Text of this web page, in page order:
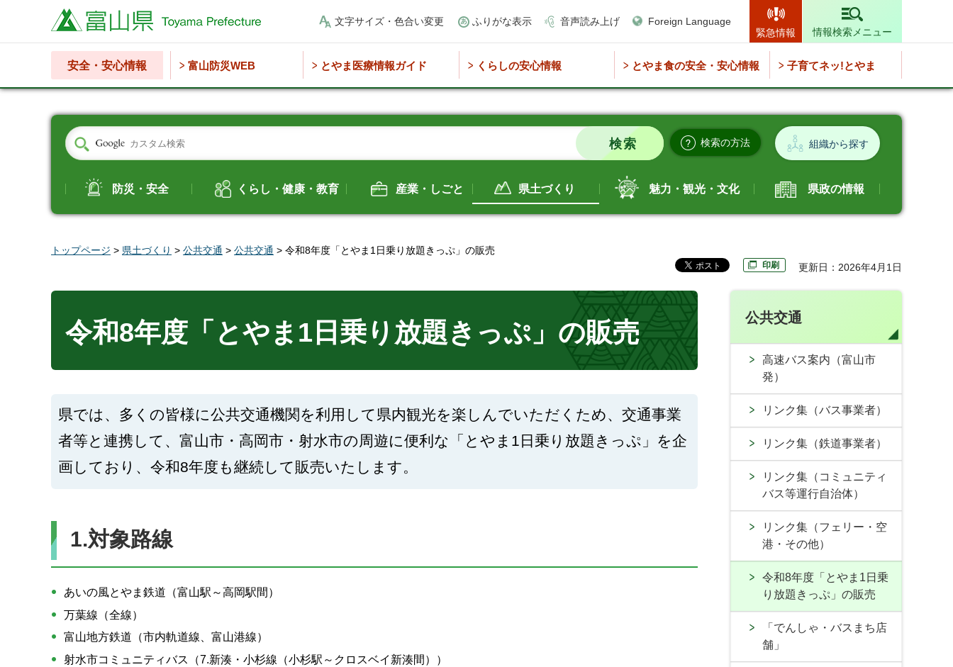
富山県 文字サイズ・色合い変更 ふりがな表示 音声読み上げ
Foreign Language
緊急情報
情報検索メニュー
安全・安心情報 富山防災WEB とやま医療情報ガイド くらしの安心情報 とやま食の安全・安心情報 子育てネッ!とやま
検索の方法 組織から探す
防災・安全 くらし・健康・教育 産業・しごと 県土づくり 魅力・観光・文化 県政の情報
トップページ > 県土づくり > 公共交通 > 公共交通 > 令和8年度「とやま1日乗り放題きっぷ」の販売
印刷 更新日：2026年4月1日
令和8年度「とやま1日乗り放題きっぷ」の販売
県では、多くの皆様に公共交通機関を利用して県内観光を楽しんでいただくため、交通事業
者等と連携して、富山市・高岡市・射水市の周遊に便利な「とやま1日乗り放題きっぷ」を企
画しており、令和8年度も継続して販売いたします。
1.対象路線
あいの風とやま鉄道（富山駅～高岡駅間）
万葉線（全線）
富山地方鉄道（市内軌道線、富山港線）
射水市コミュニティバス（7.新湊・小杉線（小杉駅～クロスベイ新湊間））
公共交通
高速バス案内（富山市
発）
リンク集（バス事業者）
リンク集（鉄道事業者）
リンク集（コミュニティ
バス等運行自治体）
リンク集（フェリー・空
港・その他）
令和8年度「とやま1日乗
り放題きっぷ」の販売
「でんしゃ・バスまち店
舗」